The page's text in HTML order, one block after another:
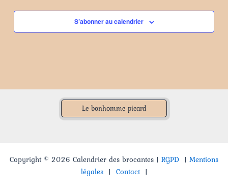
S’abonner au calendrier
Le bonhomme picard
Copyright © 2026 Calendrier des brocantes | RGPD | Mentions
légales| Contact|